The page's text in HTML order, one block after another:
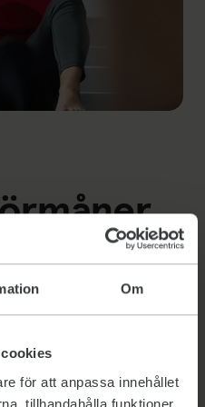
Om
för att anpassa innehållet
tillhandahålla funktioner
i
cykeltillbehör och